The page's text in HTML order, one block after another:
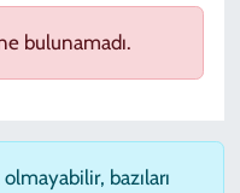
bulunamadı.
bazıları